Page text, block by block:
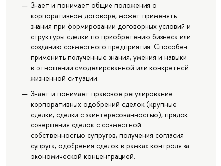
Знает и понимает общие положения о
корпоративном договоре, может применять
знания при формировании договорных условий и
структуры сделки по приобретению бизнеса или
созданию совместного предприятия. Способен
применить полученные знания, умения и навыки
в отношении смоделированной или конкретной
жизненной ситуации.
Знает и понимает правовое регулирование
корпоративных одобрений сделок (крупные
сделки, сделки с заинтересованностью), прядок
совершения сделок с совместной
собственностью супругов, получения согласия
супруга, одобрения сделок в рамках контроля за
экономической концентрацией.